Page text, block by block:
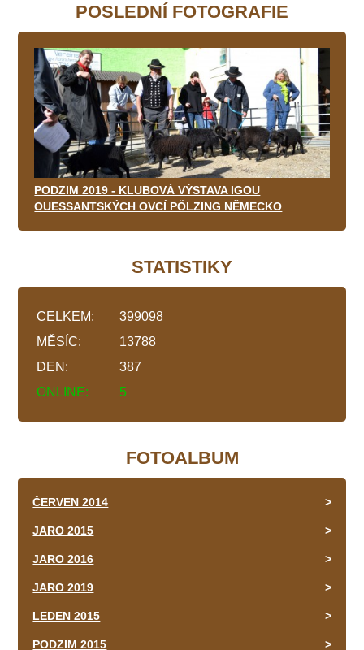
POSLEDNÍ FOTOGRAFIE
PODZIM 2019 - KLUBOVÁ VÝSTAVA IGOU
OUESSANTSKÝCH OVCÍ PÖLZING NĚMECKO
STATISTIKY
ONLINE: 5
CELKEM:
399098
MĚSÍC:
13788
DEN:
387
FOTOALBUM
ČERVEN 2014
JARO 2015
JARO 2016
JARO 2019
LEDEN 2015
PODZIM 2015